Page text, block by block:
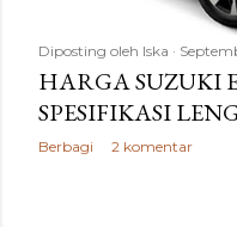
Diposting oleh Iska
HARGA SUZUKI
SPESIFIKASI
Berbagi 2 komentar